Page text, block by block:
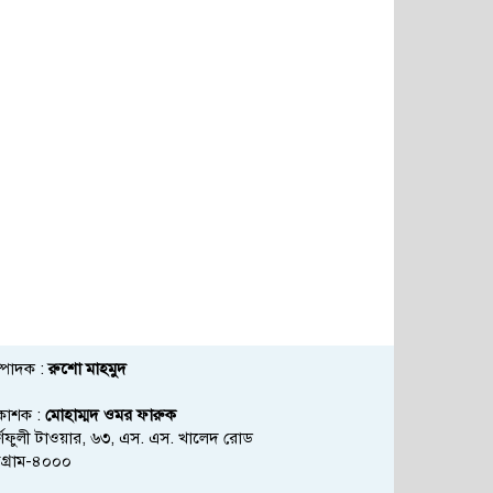
:রুশো মাহমুদ
: মোহাম্মদ ওমর ফারুক
টাওয়ার, ৬৩, এস. এস. খালেদ রোড
৪০০০